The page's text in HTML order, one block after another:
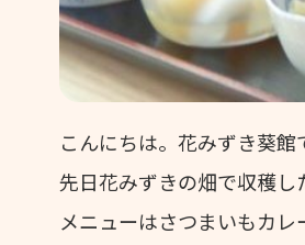
こんにちは。花みずき葵館
先日花みずきの畑で収穫し
メニューはさつまいもカ